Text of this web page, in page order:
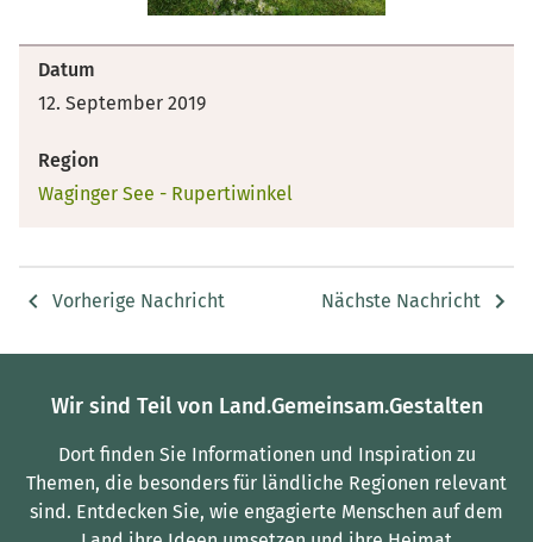
Datum
12. September 2019
Region
Waginger See - Rupertiwinkel
Vorherige Nachricht Nächste Nachricht
Wir sind Teil von Land.Gemeinsam.Gestalten
Dort finden Sie Informationen und Inspiration zu
Themen, die besonders für ländliche Regionen relevant
sind. Entdecken Sie, wie engagierte Menschen auf dem